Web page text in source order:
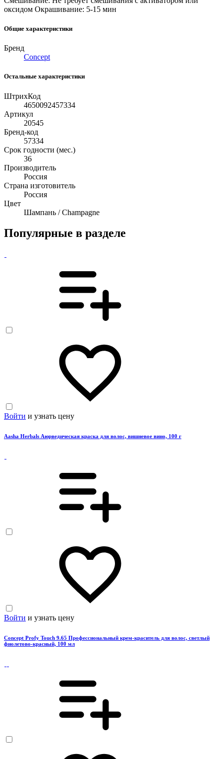
оксидом Окрашивание: 5-15 мин
Общие характеристики
Бренд
Concept
Остальные характеристики
ШтрихКод
4650092457334
Артикул
20545
Бренд-код
57334
Срок годности (мес.)
36
Производитель
Россия
Страна изготовитель
Россия
Цвет
Шампань / Champagne
Популярные в разделе
Войти и узнать цену
Aasha Herbals Аюрведическая краска для волос, вишневое вино, 100 г
Войти и узнать цену
Concept Profy Touch 9.65 Профессиональный крем-краситель для волос, светлый
фиолетово-красный, 100 мл